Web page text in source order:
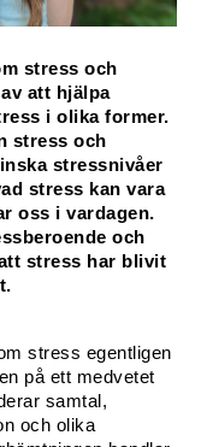
stress och
att hjälpa
i olika former.
stress och
stressnivåer
stress kan vara
oss i vardagen.
och
stress har blivit
stress egentligen
på ett medvetet
samtal,
och olika